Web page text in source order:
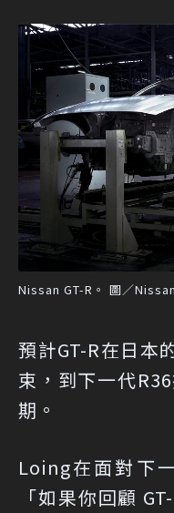
Nissan GT-R。 圖／Nissan
預計GT-R在日本
束，到下一代
期。
Loing在面對下
「如果你回顧